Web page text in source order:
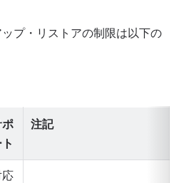
プ・リストアの制限は以下の
注記
応